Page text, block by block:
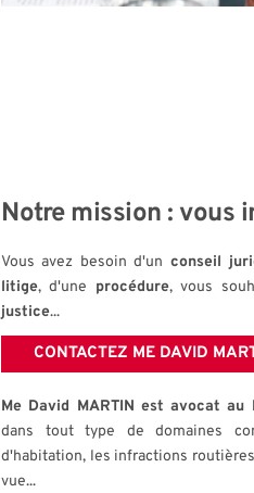
Notre mission : vous
Vous avez besoin d'un conseil
litige, d'une procédure, vous
justice...
CONTACTEZ ME DAVID
Me David MARTIN est avocat au
dans tout type de domaines
d'habitation, les infractions
vue...